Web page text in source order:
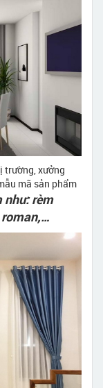
trường, xưởng
mã sản phẩm
như: rèm
roman,…